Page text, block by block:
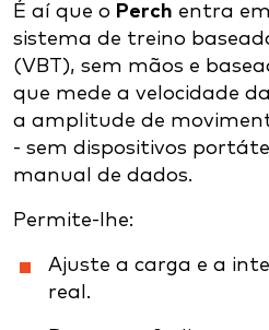
É aí que o Perch entra
sistema de treino
(VBT), sem mãos e
que mede a velocidade
a amplitude de
- sem dispositivos
manual de dados.
Permite-lhe:
Ajuste a carga e a
real.